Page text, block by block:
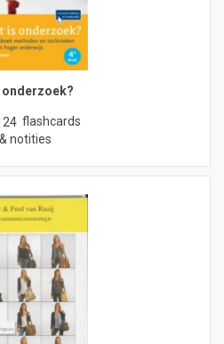
onderzoek?
flashcards
& notities